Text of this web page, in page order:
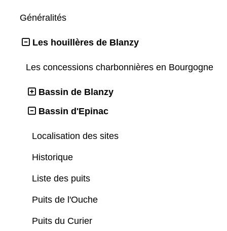
Généralités
Les houillères de Blanzy
Les concessions charbonnières en Bourgogne
Bassin de Blanzy
Bassin d'Epinac
Localisation des sites
Historique
Liste des puits
Puits de l'Ouche
Puits du Curier